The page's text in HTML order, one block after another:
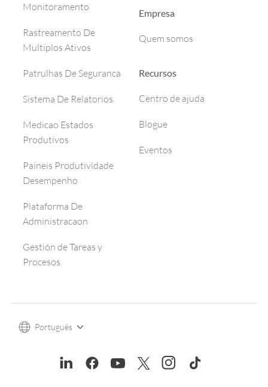
Monitoramento
Rastreamento De
Multiplos Ativos
Patrulhas De Seguranca
Sistema De Relatorios
Medicao Estados
Produtivos
Paineis Produtividade
Desempenho
Plataforma De
Administracaon
Gestión de Tareas y
Procesos
Empresa
Quem somos
Recursos
Centro de ajuda
Blogue
Eventos
Português